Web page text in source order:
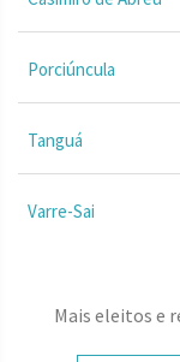
Porciúncula
Tanguá
Varre-Sai
Mais eleitos e